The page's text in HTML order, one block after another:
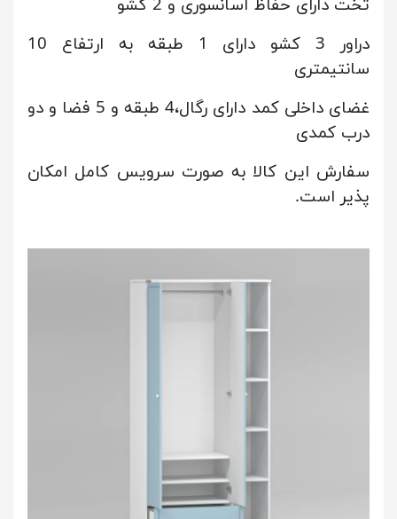
تخت دارای حفاظ آسانسوری و 2 کشو
دراور 3 کشو دارای 1 طبقه به ارتفاع 10
سانتیمتری
غضای داخلی کمد دارای رگال،4 طبقه و 5 فضا و دو
درب کمدی
سفارش این کالا به صورت سرویس کامل امکان
پذیر است.